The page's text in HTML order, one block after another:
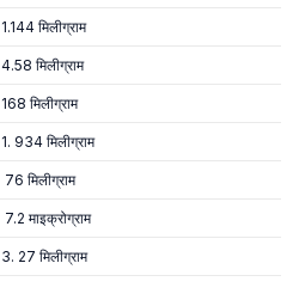
1.144 मिलीग्राम
4.58 मिलीग्राम
168 मिलीग्राम
1. 934 मिलीग्राम
76 मिलीग्राम
7.2 माइक्रोग्राम
3. 27 मिलीग्राम